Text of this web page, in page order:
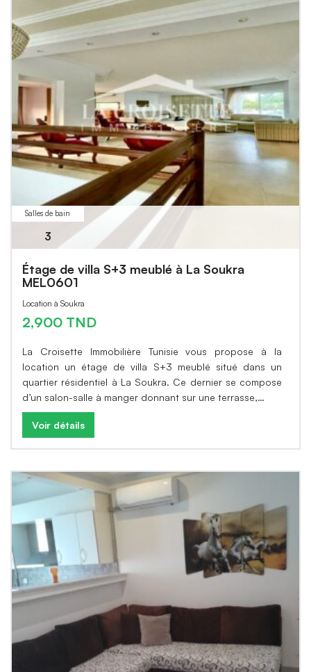
Salles de bain
3
Étage de villa S+3 meublé à La Soukra
MEL0601
Location à Soukra
2,900 TND
La Croisette Immobilière Tunisie vous propose à la
location un étage de villa S+3 meublé situé dans un
quartier résidentiel à La Soukra. Ce dernier se compose
d’un salon-salle à manger donnant sur une terrasse,…
Voir détails